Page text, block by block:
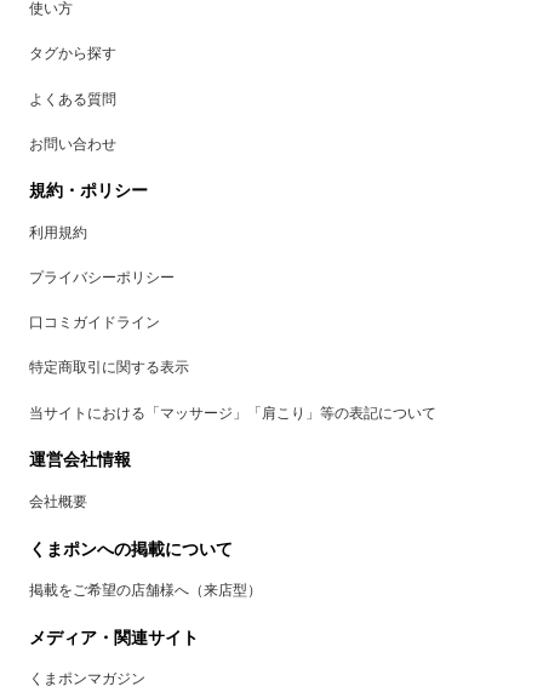
使い方
タグから探す
よくある質問
お問い合わせ
規約・ポリシー
利用規約
プライバシーポリシー
口コミガイドライン
特定商取引に関する表示
当サイトにおける「マッサージ」「肩こり」等の表記について
運営会社情報
会社概要
くまポンへの掲載について
掲載をご希望の店舗様へ（来店型）
メディア・関連サイト
くまポンマガジン